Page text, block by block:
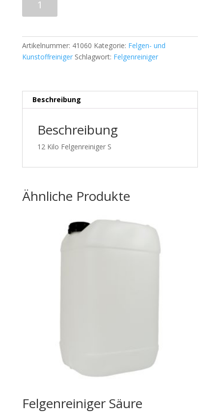
S
Menge
Artikelnummer: 41060 Kategorie: Felgen- und
Kunstoffreiniger Schlagwort: Felgenreiniger
Beschreibung
Beschreibung
12 Kilo Felgenreiniger S
Ähnliche Produkte
Felgenreiniger Säure